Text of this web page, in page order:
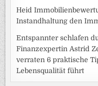
Heid
Instandhaltung den
Entspannter schlafen
Finanzexpertin Astrid
verraten 6 praktische
Lebensqualität führt